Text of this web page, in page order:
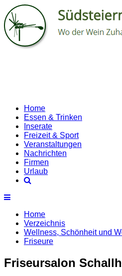
Home
Essen & Trinken
Inserate
Freizeit & Sport
Veranstaltungen
Nachrichten
Firmen
Urlaub
Home
Verzeichnis
Wellness, Schönheit und
Friseure
Friseursalon